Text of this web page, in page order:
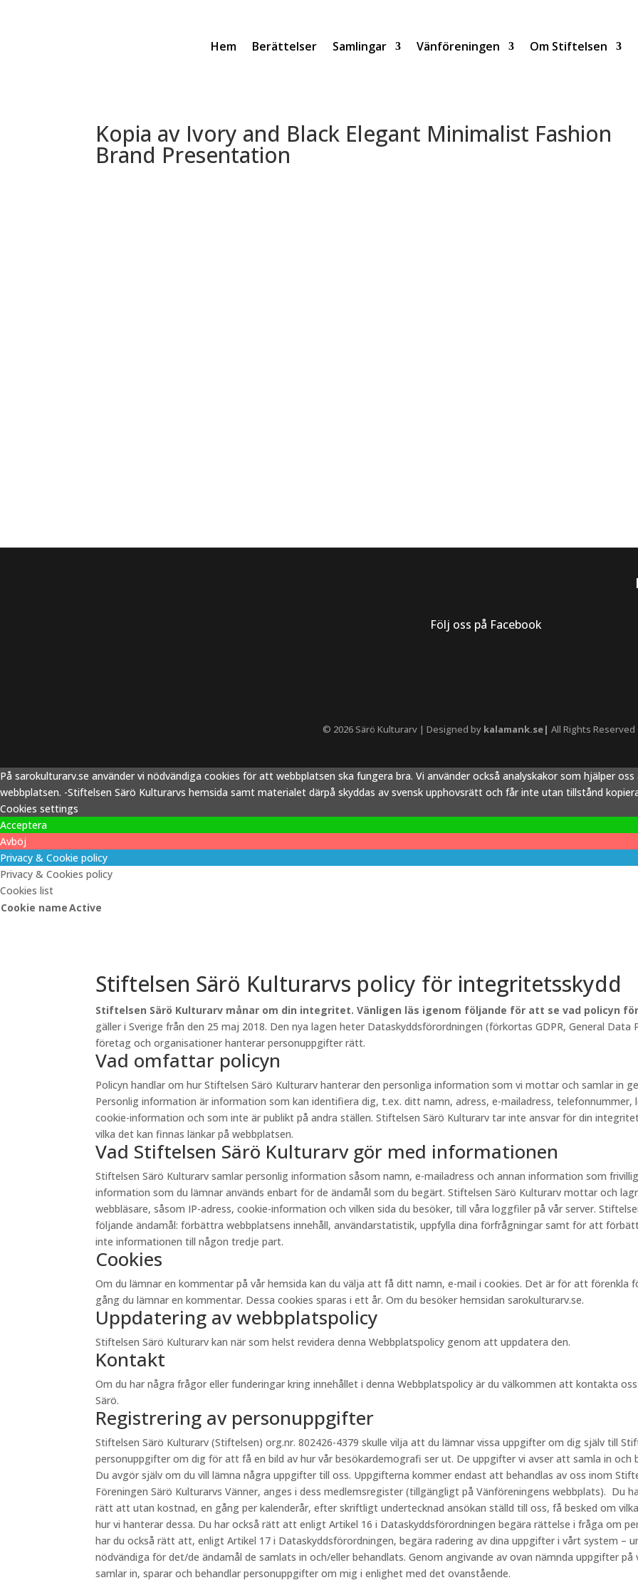
Hem Berättelser Samlingar Vänföreningen Om Stiftelsen
Kopia av Ivory and Black Elegant Minimalist Fashion
Brand Presentation
Följ oss på Facebook
© 2026 Särö Kulturarv | Designed by kalamank.se| All Rights Reserved
På sarokulturarv.se använder vi nödvändiga cookies för att webbplatsen ska fungera bra. Vi använder också analyskakor som hjälper
webbplatsen. -Stiftelsen Särö Kulturarvs hemsida samt materialet därpå skyddas av svensk upphovsrätt och får inte utan tillstånd
Cookies settings
Acceptera
Avböj
Privacy & Cookie policy
Privacy & Cookies policy
Cookies list
Cookie nameActive
Stiftelsen Särö Kulturarvs policy för integritetsskydd
Stiftelsen Särö Kulturarv månar om din integritet. Vänligen läs igenom följande för att se vad policyn
gäller i Sverige från den 25 maj 2018. Den nya lagen heter Dataskyddsförordningen (förkortas GDPR, General
företag och organisationer hanterar personuppgifter rätt.
Vad omfattar policyn
Policyn handlar om hur Stiftelsen Särö Kulturarv hanterar den personliga information som vi mottar och samlar in
Personlig information är information som kan identifiera dig, t.ex. ditt namn, adress, e-mailadress, telefonnummer,
cookie-information och som inte är publikt på andra ställen. Stiftelsen Särö Kulturarv tar inte ansvar för din
vilka det kan finnas länkar på webbplatsen.
Vad Stiftelsen Särö Kulturarv gör med informationen
Stiftelsen Särö Kulturarv samlar personlig information såsom namn, e-mailadress och annan information som
information som du lämnar används enbart för de ändamål som du begärt. Stiftelsen Särö Kulturarv mottar och
webbläsare, såsom IP-adress, cookie-information och vilken sida du besöker, till våra loggfiler på vår server.
följande ändamål: förbättra webbplatsens innehåll, användarstatistik, uppfylla dina förfrågningar samt för att
inte informationen till någon tredje part.
Cookies
Om du lämnar en kommentar på vår hemsida kan du välja att få ditt namn, e-mail i cookies. Det är för att förenkla
gång du lämnar en kommentar. Dessa cookies sparas i ett år. Om du besöker hemsidan sarokulturarv.se.
Uppdatering av webbplatspolicy
Stiftelsen Särö Kulturarv kan när som helst revidera denna Webbplatspolicy genom att uppdatera den.
Kontakt
Om du har några frågor eller funderingar kring innehållet i denna Webbplatspolicy är du välkommen att kontakta
Särö.
Registrering av personuppgifter
Stiftelsen Särö Kulturarv (Stiftelsen) org.nr. 802426-4379 skulle vilja att du lämnar vissa uppgifter om dig själv till
personuppgifter om dig för att få en bild av hur vår besökardemografi ser ut. De uppgifter vi avser att samla in och
Du avgör själv om du vill lämna några uppgifter till oss. Uppgifterna kommer endast att behandlas av oss inom
Föreningen Särö Kulturarvs Vänner, anges i dess medlemsregister (tillgängligt på Vänföreningens webbplats). Du
rätt att utan kostnad, en gång per kalenderår, efter skriftligt undertecknad ansökan ställd till oss, få besked om
hur vi hanterar dessa. Du har också rätt att enligt Artikel 16 i Dataskyddsförordningen begära rättelse i fråga om
har du också rätt att, enligt Artikel 17 i Dataskyddsförordningen, begära radering av dina uppgifter i vårt system
nödvändiga för det/de ändamål de samlats in och/eller behandlats. Genom angivande av ovan nämnda uppgifter
samlar in, sparar och behandlar personuppgifter om mig i enlighet med det ovanstående.